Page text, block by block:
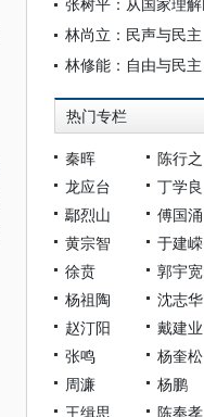
林尚立：民声与民主
热门专栏
秦晖 陈行之
龙应台
丁学良
鄢烈山
傅国涌
黄宗智
于建嵘
徐贲
郭宇宽
杨祖陶
沈志华
赵汀阳
戴建业
张鸣
杨奎松
周濂
杨鹏
王缉思
陈奉孝